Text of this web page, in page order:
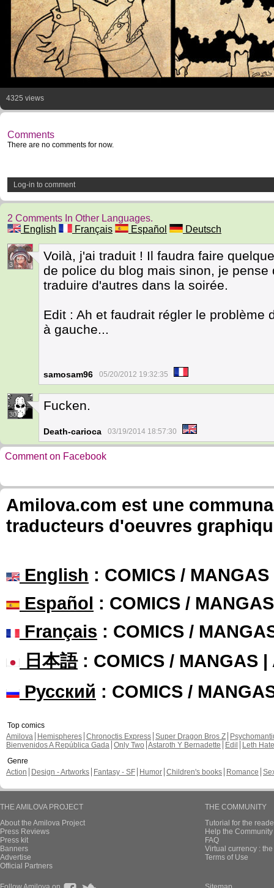
4325 views
Comments
There are no comments for now.
Log-in to comment
2 Comments In Other Languages.
English
Français Español Deutsch
3
Voilà, j'ai traduit ! Il faudra faire
de police du blog mais sinon, je pense
traduire d'autres dans la soirée.
Edit : Ah et faudrait régler le problème
à gauche...
samosam96 05/20/2012 19:32:35
30
Fucken.
Death-carioca 03/19/2014 18:57:30
Comment on Facebook
Amilova.com est une
traducteurs d'oeuvres
English : COMICS /
Español : COMICS /
Français : COMICS /
日本語: COMICS / MANGAS |
Русский : COMICS /
Top comics
Amilova
Hemispheres Chronoctis Express Super Dragon Bros Z
Bienvenidos A República Gada Only Two Astaroth Y Bernadette Edil
Leth Hate
Genre
Action
Design - Artworks Fantasy - SF Humor Children's books Romance
THE AMILOVA PROJECT
About the Amilova Project
Press Reviews
Press kit
Banners
Advertise
Official Partners
THE COMMUNITY
Tutorial for the
Help the
FAQ
Virtual currency :
Terms of Use